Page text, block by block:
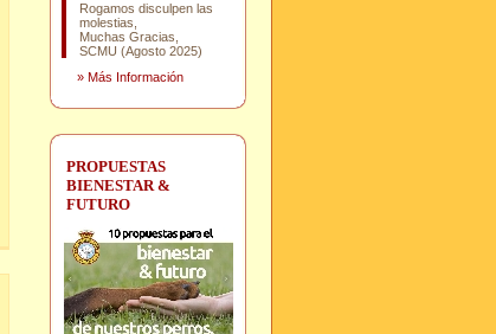
Rogamos disculpen las
molestias,
Muchas Gracias,
SCMU (Agosto 2025)
» Más Información
PROPUESTAS
BIENESTAR &
FUTURO